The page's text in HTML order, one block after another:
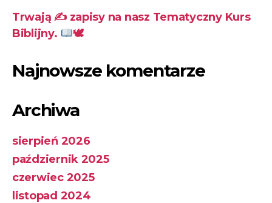
Trwają ✍zapisy na nasz Tematyczny Kurs
Biblijny.
🕊
Najnowsze komentarze
Archiwa
sierpień 2026
październik 2025
czerwiec 2025
listopad 2024